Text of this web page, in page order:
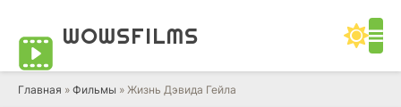
WOWSFILMS
Главная » Фильмы » Жизнь Дэвида Гейла